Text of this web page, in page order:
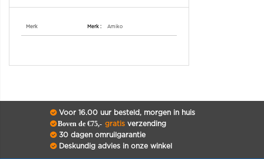
Merk
Amiko
Voor 16.00 uur besteld, morgen in huis
Boven de €75,- gratisverzending
30 dagen omruilgarantie
Deskundig advies in onze winkel